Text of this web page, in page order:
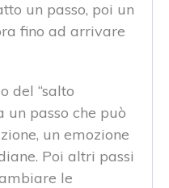
un passo, poi un
fino ad arrivare
del “salto
un passo che può
un emozione
Poi altri passi
le